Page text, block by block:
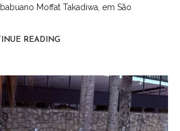
Moffat Takadiwa, em São
READING